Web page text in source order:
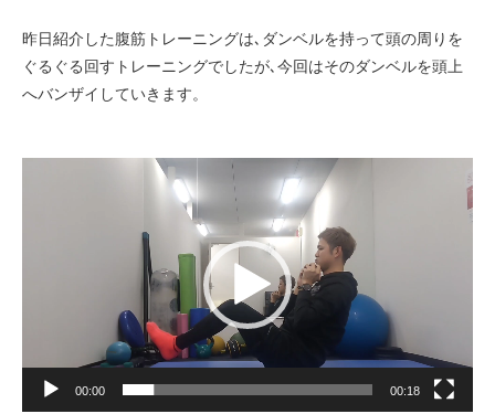
昨日紹介した腹筋トレーニングは､ダンベルを持って頭の周りを
ぐるぐる回すトレーニングでしたが､今回はそのダンベルを頭上
へバンザイしていきます。
00:00 00:18